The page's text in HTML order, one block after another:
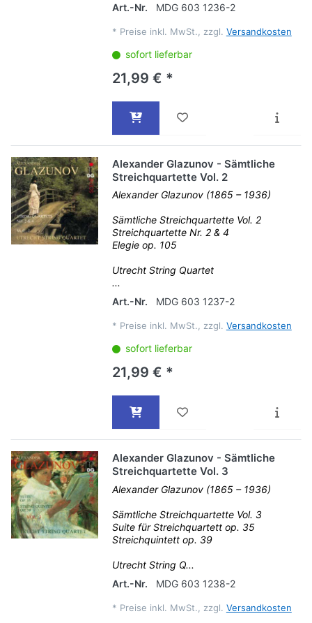
Art.-Nr. MDG 603 1236-2
* Preise inkl. MwSt., zzgl. Versandkosten
sofort lieferbar
21,99 € *
Alexander Glazunov - Sämtliche
Streichquartette Vol. 2
Alexander Glazunov (1865 – 1936)
Sämtliche Streichquartette Vol. 2
Streichquartette Nr. 2 & 4
Elegie op. 105
Utrecht String Quartet
...
Art.-Nr.
MDG 603 1237-2
* Preise inkl. MwSt., zzgl. Versandkosten
sofort lieferbar
21,99 € *
Alexander Glazunov - Sämtliche
Streichquartette Vol. 3
Alexander Glazunov (1865 – 1936)
Sämtliche Streichquartette Vol. 3
Suite für Streichquartett op. 35
Streichquintett op. 39
Utrecht String Q...
Art.-Nr.
MDG 603 1238-2
* Preise inkl. MwSt., zzgl. Versandkosten